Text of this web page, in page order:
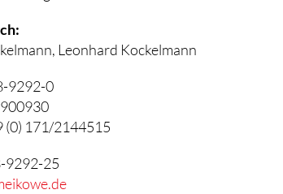
Leonhard Kockelmann
9292-0
(0) 171/2144515
9292-25